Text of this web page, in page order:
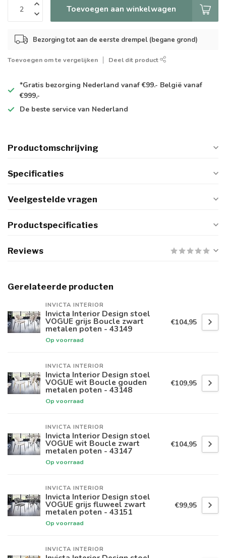
Toevoegen aan winkelwagen
Bezorging tot aan de eerste drempel (begane grond)
Toevoegen om te vergelijken Deel dit product
*Gratis bezorging Nederland vanaf €99.- België vanaf
€999,-
De beste service van Nederland
Productomschrijving
Specificaties
Veelgestelde vragen
Productspecificaties
Reviews
Gerelateerde producten
INVICTA INTERIOR
Invicta Interior Design stoel
VOGUE grijs Boucle zwart
metalen poten - 43149
Op voorraad
€104,95
INVICTA INTERIOR
Invicta Interior Design stoel
VOGUE wit Boucle gouden
metalen poten - 43148
Op voorraad
€109,95
INVICTA INTERIOR
Invicta Interior Design stoel
VOGUE wit Boucle zwart
metalen poten - 43147
Op voorraad
€104,95
INVICTA INTERIOR
Invicta Interior Design stoel
VOGUE grijs fluweel zwart
metalen poten - 43151
Op voorraad
€99,95
INVICTA INTERIOR